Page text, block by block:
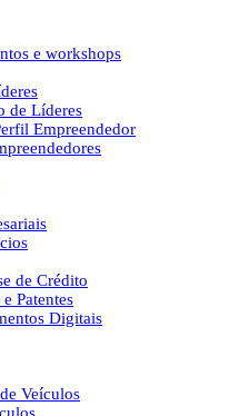
e workshops
de Líderes
Empreendedor
de Crédito
Patentes
Digitais
Veículos